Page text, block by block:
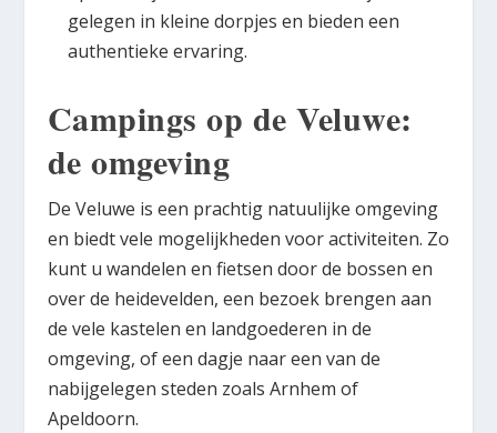
gelegen in kleine dorpjes en bieden een
authentieke ervaring.
Campings op de Veluwe:
de omgeving
De Veluwe is een prachtig natuulijke omgeving
en biedt vele mogelijkheden voor activiteiten. Zo
kunt u wandelen en fietsen door de bossen en
over de heidevelden, een bezoek brengen aan
de vele kastelen en landgoederen in de
omgeving, of een dagje naar een van de
nabijgelegen steden zoals Arnhem of
Apeldoorn.